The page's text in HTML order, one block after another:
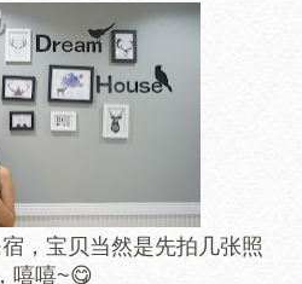
，宝贝当然是先拍几张照
嘻嘻~😋